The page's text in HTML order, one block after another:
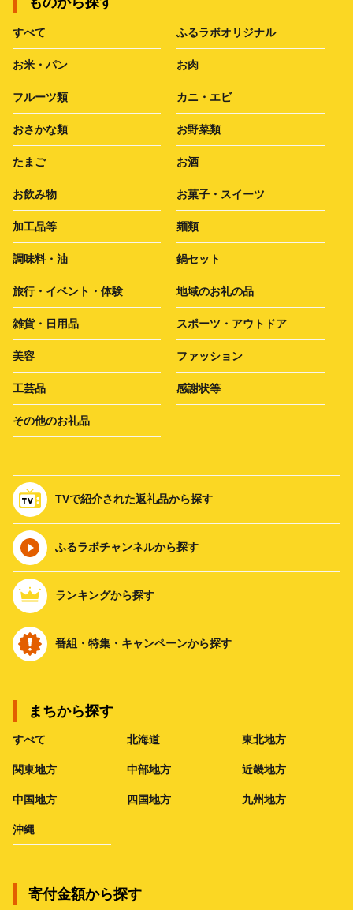
すべて ふるラボオリジナル
お米・パン お肉
フルーツ類 カニ・エビ
おさかな類 お野菜類
たまご お酒
お飲み物 お菓子・スイーツ
加工品等 麺類
調味料・油 鍋セット
旅行・イベント・体験 地域のお礼の品
雑貨・日用品 スポーツ・アウトドア
美容 ファッション
工芸品 感謝状等
その他のお礼品
TVで紹介された返礼品から探す
ふるラボチャンネルから探す
ランキングから探す
番組・特集・キャンペーンから探す
まちから探す
すべて 北海道 東北地方
関東地方 中部地方 近畿地方
中国地方 四国地方 九州地方
沖縄
寄付金額から探す